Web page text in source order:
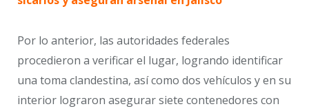
Por lo anterior, las autoridades federales
procedieron a verificar el lugar, logrando identificar
una toma clandestina, así como dos vehículos y en su
interior lograron asegurar siete contenedores con